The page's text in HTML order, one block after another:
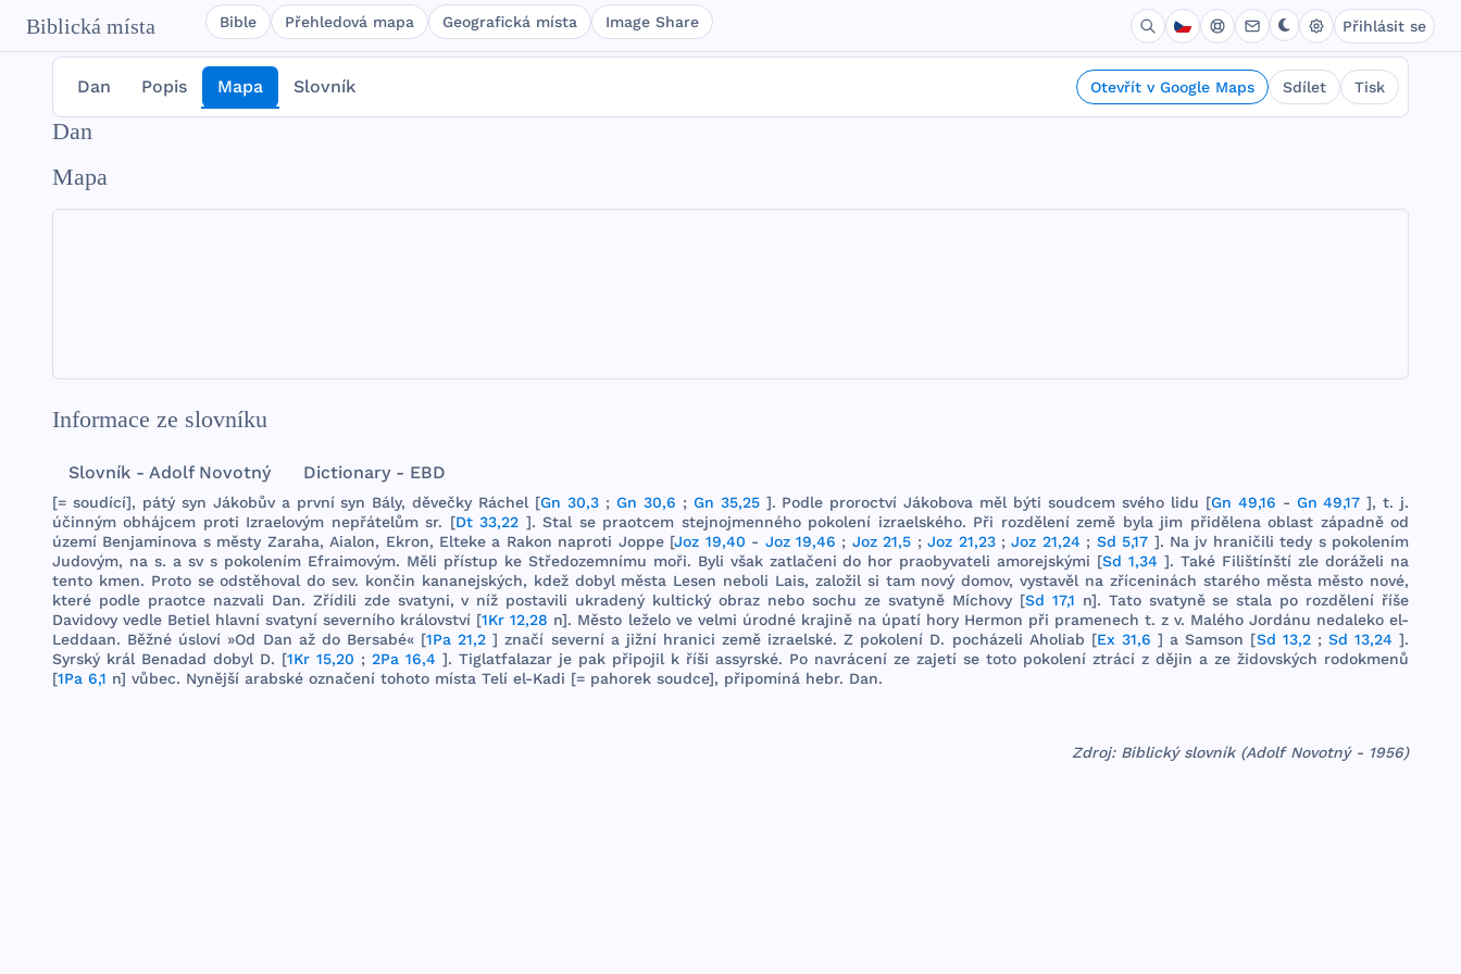
Biblická místa Bible Přehledová mapa Geografická místa Image Share Přihlásit se
Dan Popis Mapa Slovník Otevřít v Google Maps Sdílet Tisk
Dan
Mapa
Informace ze slovníku
Slovník - Adolf Novotný Dictionary - EBD
[= soudící], pátý syn Jákobůva první syn Bály,děvečky Ráchel [Gn 30,3 ; Gn 30,6 ; Gn 35,25]. Podle proroctví Jákobova měl býti soudcem svého lidu [Gn 49,16 - Gn 49,17 ], t. j.
účinným obhájcem proti Izraelovým nepřátelůmsr. [Dt 33,22 ].Stal se praotcem stejnojmenného pokolení izraelského. Při rozdělení země byla jim přidělena oblast západněod
území Benjaminova s městy Zaraha,Aialon, Ekron, Elteke a Rakon naproti Joppe[Joz 19,40 - Joz 19,46 ; Joz 21,5 ;Joz 21,23;Joz 21,24 ; Sd 5,17 ]. Na jv hraničili tedy s pokolením
Judovým, na s. a sv s pokolením Efraimovým. Měli přístup ke Středozemnímu moři. Byli však zatlačeni do hor praobyvateli amorejskými [Sd 1,34 ].Také Filištínští zle doráželi na
tento kmen. Protoseodstěhoval dosev. končin kananejských, kdež dobyl města Lesen neboli Lais, založil si tam nový domov, vy­stavěl na zříceninách starého města město nové,
které podle praotce nazvali Dan. Zřídili zde svatyni, v níž postavili ukradený kultický obraz nebo sochu ze svatyně Míchovy[Sd 17,1 n]. Tato svatyněsestala po rozdělení říše
Davido­vyvedle Betiel hlavní svatyní severního království [1Kr 12,28 n]. Město leželove velmi úrodné krajiněna úpatí hory Hermon při pramenech t. z v. Malého Jordánu nedaleko el-
Leddaan. Běžné úsloví »Od Dan až do Bersabé« [1Pa 21,2 ]značí severnía jižní hranici země izraelské. Z pokolení D. pocházeli Aholiab [Ex 31,6 ] aSamson [Sd 13,2; Sd 13,24 ].
Syrský král Benadad dobyl D. [1Kr 15,20 ; 2Pa 16,4 ]. Tiglatfalazar je pak připojil k říši assyrské. Po navrácení ze zajetí se toto pokolení ztrácí z dějin a ze židovských rodokmenů
[1Pa 6,1 n] vůbec. Nynější arabské označení tohoto místa Telí el-Kadi [= pahorek soudce], připomíná hebr. Dan.
Zdroj: Biblický slovník (Adolf Novotný - 1956)